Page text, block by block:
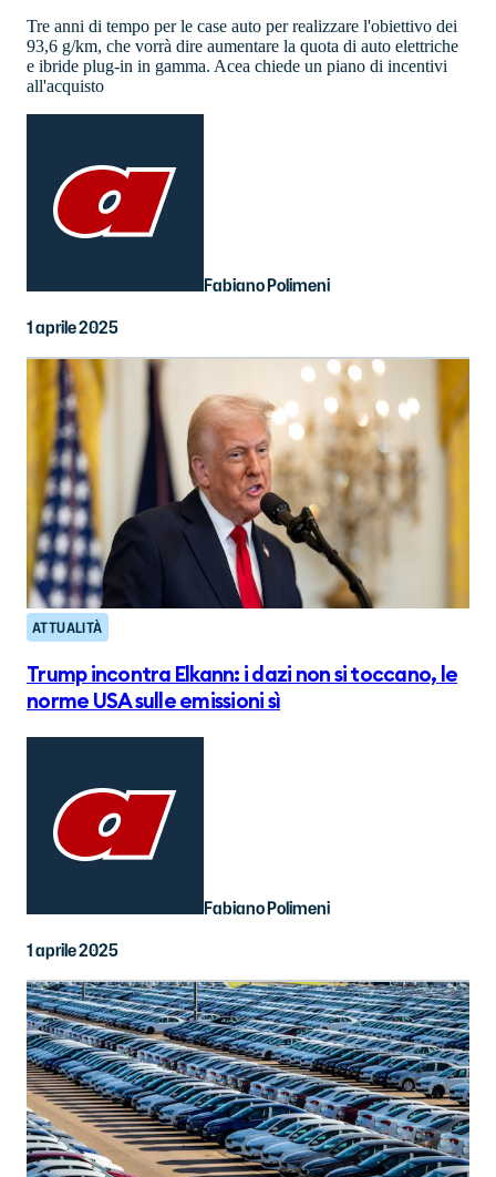
Tre anni di tempo per le case auto per realizzare l'obiettivo dei
93,6 g/km, che vorrà dire aumentare la quota di auto elettriche
e ibride plug-in in gamma. Acea chiede un piano di incentivi
all'acquisto
Fabiano Polimeni
1 aprile 2025
ATTUALITÀ
Trump incontra Elkann: i dazi non si toccano, le
norme USA sulle emissioni sì
Fabiano Polimeni
1 aprile 2025